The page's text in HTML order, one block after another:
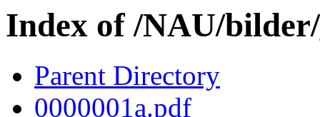
Index of /NAU/bilder/
Parent Directory
0000001a.pdf